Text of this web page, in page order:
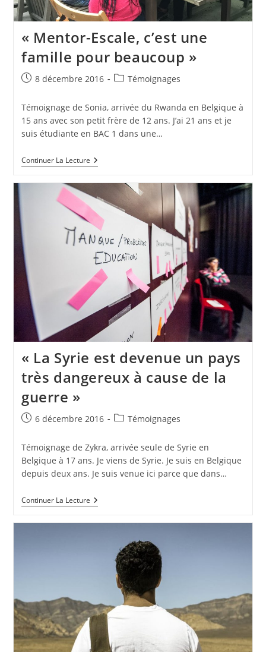
« Mentor-Escale, c’est une
famille pour beaucoup »
8 décembre 2016 Témoignages
Témoignage de Sonia, arrivée du Rwanda en Belgique à
15 ans avec son petit frère de 12 ans. J’ai 21 ans et je
suis étudiante en BAC 1 dans une…
Continuer La Lecture
« La Syrie est devenue un pays
très dangereux à cause de la
guerre »
6 décembre 2016 Témoignages
Témoignage de Zykra, arrivée seule de Syrie en
Belgique à 17 ans. Je viens de Syrie. Je suis en Belgique
depuis deux ans. Je suis venue ici parce que dans…
Continuer La Lecture